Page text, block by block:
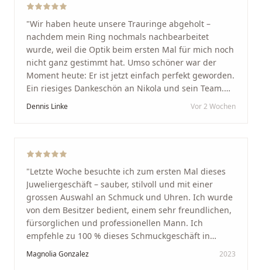
"Wir haben heute unsere Trauringe abgeholt –
nachdem mein Ring nochmals nachbearbeitet
wurde, weil die Optik beim ersten Mal für mich noch
nicht ganz gestimmt hat. Umso schöner war der
Moment heute: Er ist jetzt einfach perfekt geworden.
Ein riesiges Dankeschön an Nikola und sein Team.
Vom ersten Termin an wurden wir jedes Mal
Arbeit und seine Kunden wirklich am Herzen liegen.
Service und echte Herzlichkeit schätzt, ist hier genau
richtig."
Dennis Linke Vor 2 Wochen
"Letzte Woche besuchte ich zum ersten Mal dieses
Juweliergeschäft – sauber, stilvoll und mit einer
grossen Auswahl an Schmuck und Uhren. Ich wurde
von dem Besitzer bedient, einem sehr freundlichen,
fürsorglichen und professionellen Mann. Ich
empfehle zu 100 % dieses Schmuckgeschäft in
Schaffhausen. Ich selbst war sehr zufrieden und
glücklich mit der Behandlung. Ich danke Ihnen – ich
Magnolia Gonzalez 2023